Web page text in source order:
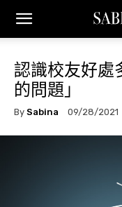
認識校友好處
的問題」
By Sabina 09/28/2021